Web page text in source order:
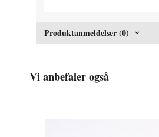
Produktanmeldelser (0)
Vi anbefaler også